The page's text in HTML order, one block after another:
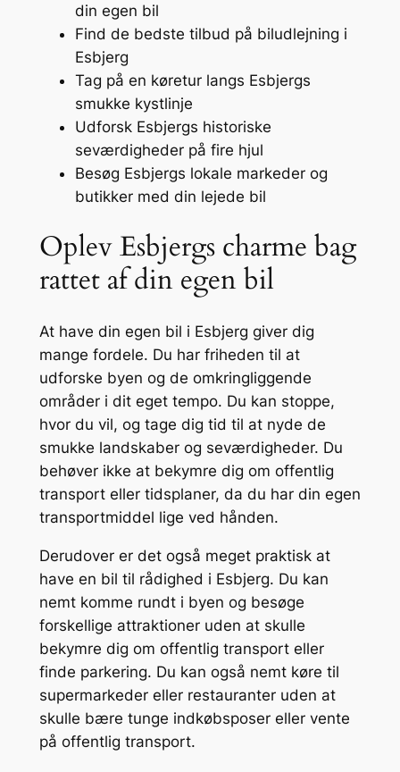
din egen bil
Find de bedste tilbud på biludlejning i
Esbjerg
Tag på en køretur langs Esbjergs
smukke kystlinje
Udforsk Esbjergs historiske
seværdigheder på fire hjul
Besøg Esbjergs lokale markeder og
butikker med din lejede bil
Oplev Esbjergs charme bag
rattet af din egen bil
At have din egen bil i Esbjerg giver dig
mange fordele. Du har friheden til at
udforske byen og de omkringliggende
områder i dit eget tempo. Du kan stoppe,
hvor du vil, og tage dig tid til at nyde de
smukke landskaber og seværdigheder. Du
behøver ikke at bekymre dig om offentlig
transport eller tidsplaner, da du har din egen
transportmiddel lige ved hånden.
Derudover er det også meget praktisk at
have en bil til rådighed i Esbjerg. Du kan
nemt komme rundt i byen og besøge
forskellige attraktioner uden at skulle
bekymre dig om offentlig transport eller
finde parkering. Du kan også nemt køre til
supermarkeder eller restauranter uden at
skulle bære tunge indkøbsposer eller vente
på offentlig transport.